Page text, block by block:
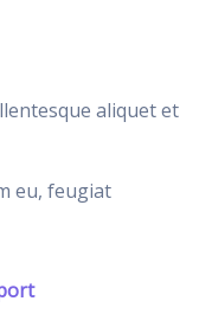
aliquet et
eu, feugiat